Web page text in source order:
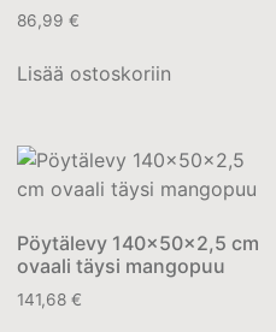
86,99 €
Lisää ostoskoriin
Pöytälevy 140x50x2,5 cm
ovaali täysi mangopuu
141,68 €